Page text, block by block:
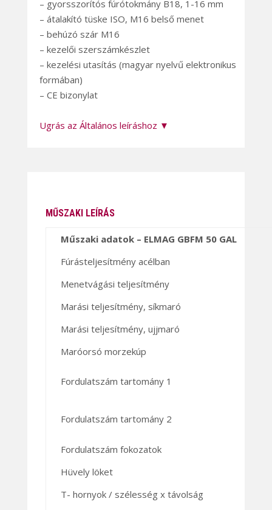
– gyorsszorítós fúrótokmány B18, 1-16 mm
– átalakító tüske ISO, M16 belső menet
– behúzó szár M16
– kezelői szerszámkészlet
– kezelési utasítás (magyar nyelvű elektronikus
formában)
– CE bizonylat
Ugrás az Általános leíráshoz ▼
MŰSZAKI LEÍRÁS
Műszaki adatok – ELMAG GBFM 50 GAL
Fúrásteljesítmény acélban
Menetvágási teljesítmény
Marási teljesítmény, síkmaró
Marási teljesítmény, ujjmaró
Maróorsó morzekúp
Fordulatszám tartomány 1
Fordulatszám tartomány 2
Fordulatszám fokozatok
Hüvely löket
T- hornyok / szélesség x távolság